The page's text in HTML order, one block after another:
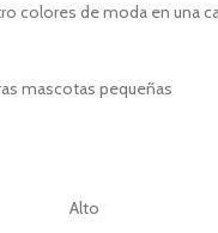
colores de moda en una
mascotas pequeñas
Alto